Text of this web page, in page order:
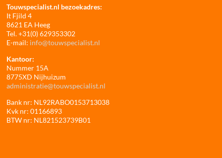
Touwspecialist.nl bezoekadres:
It Fjild 4
8621 EA Heeg
Tel. +31(0) 629353302
E-mail: info@touwspecialist.nl
Kantoor:
Nummer 15A
8775XD Nijhuizum
administratie@touwspecialist.nl
Bank nr: NL92RABO0153713038
Kvk nr: 01166893
BTW nr: NL821523739B01